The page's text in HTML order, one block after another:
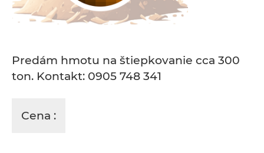
Predám hmotu na štiepkovanie cca 300
ton. Kontakt: 0905 748 341
Cena :